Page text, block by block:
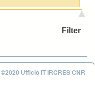
©2020 Ufficio IT IRCRES CNR